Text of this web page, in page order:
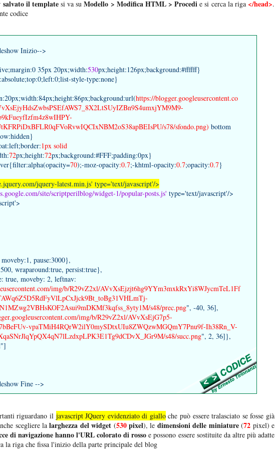
salvato il templatesi va suModello > Modifica HTML > Procedi e si cerca la riga </head>.
codice
Inizio-->
35px 20px;width:530px;height:126px;background:#ffffff}
style-type:none}
https://blogger.googleusercontent.co
s78/sfondo.png) bottom
1px solid
72px;height:72px;background:#FFF;padding:0px}
70);-moz-opacity:0.7;-khtml-opacity:0.7;opacity:0.7}
jquery-latest.min.js' type='text/javascript'/>
site/scriptperilblog/widget-1/popular-posts.js' type='text/javascript'/>
pause:3000},
wraparound:true, persist:true},
true, moveby: 2, leftnav:
img/b/R29vZ2xl/AVvXsEjzjt6hg9YYm3mxkRxYi8WJycmTeL1Ff
s48/prec.png", -40, 36],
img/b/R29vZ2xl/AVvXsEjG7p5-
vpaTMiH4RQrW2ilY0mySDtxUIu8ZWQzwMGQmY7Pnu9f-Ih38Rn_V-
s48/succ.png", 2, 36]},
Fine -->
riguardano il javascript JQuery evidenziato di gialloche può essere tralasciato se fosse già
scegliere lalarghezza del widget (530pixel), le dimensioni delle miniature(72 pixel) e
di navigazione hanno l'URL colorato di rosso e possono essere sostituite da altre più adatte
la riga che fissa l'inizio della parte principale del blog